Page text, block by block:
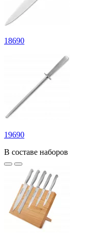
18690
19690
В составе наборов